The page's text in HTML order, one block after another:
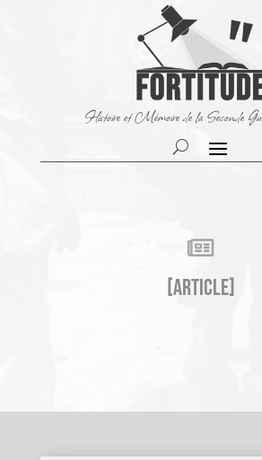
Histoire et Mémoire de la Seconde

[Article]